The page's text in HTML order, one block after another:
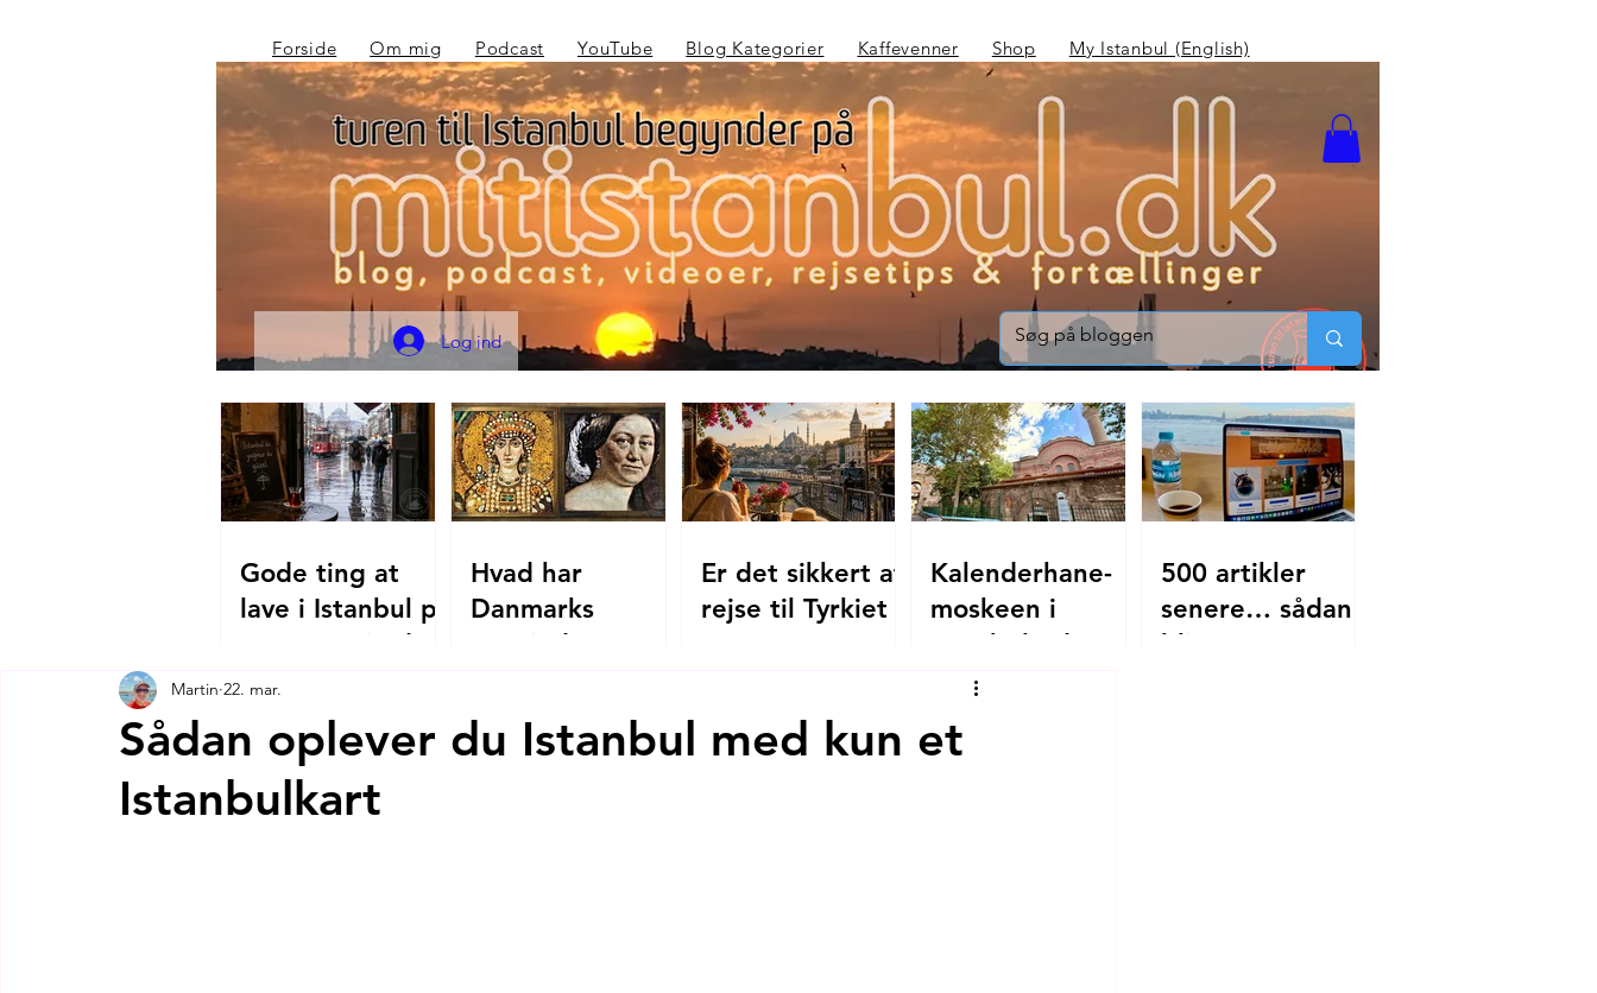
Forside Om mig Podcast YouTube Blog Kategorier Kaffevenner Shop My Istanbul (English)
Log ind
Gode ting at
lave i Istanbul på
en regnvejrsdag
Hvad har
Danmarks
Grevinde Danner
Sophias
kejserinde
Er det sikkert at
rejse til Tyrkiet i
Kalenderhane-
moskeen i
Istanbul - den
oversete
kirke, der blev
500 artikler
senere… sådan
bliver
Sådan oplever du Istanbul med kun et
Istanbulkart
Martin 22. mar.